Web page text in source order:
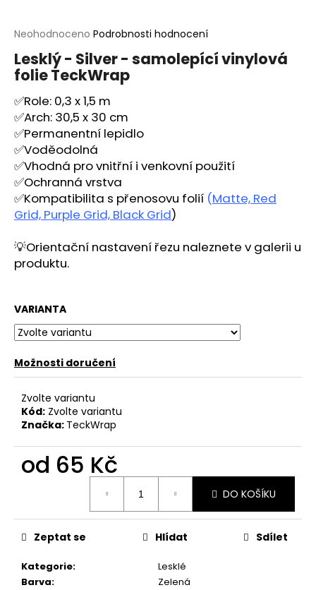
Průměrné
produktu
je
z
5
hvězdiček.
Neohodnoceno Podrobnosti hodnocení
Lesklý - Silver - samolepící vinylová
folie TeckWrap
✅Role: 0,3 x 1,5 m
✅Arch: 30,5 x 30 cm
✅Permanentní lepidlo
✅Voděodolná
✅Vhodná pro vnitřní i venkovní použití
✅Ochranná vrstva
✅Kompatibilita s přenosovu folií (Matte, Red
Grid, Purple Grid, Black Grid)
💡Orientační nastavení řezu naleznete v galerii u
produktu.
VARIANTA
Možnosti doručení
Zvolte variantu
Kód: Zvolte variantu
Značka: TeckWrap
od 65 Kč
DO KOŠÍKU
Kategorie:
Lesklé
Barva:
Zelená
Zeptat se Hlídat Sdílet
j
í
t
?
HLEDAT
D
o
p
o
u
č
u
e
m
e